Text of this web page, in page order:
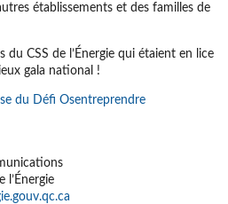
établissements et des familles de
du CSS de l’Énergie qui étaient en lice
gala national !
du Défi Osentreprendre
l’Énergie